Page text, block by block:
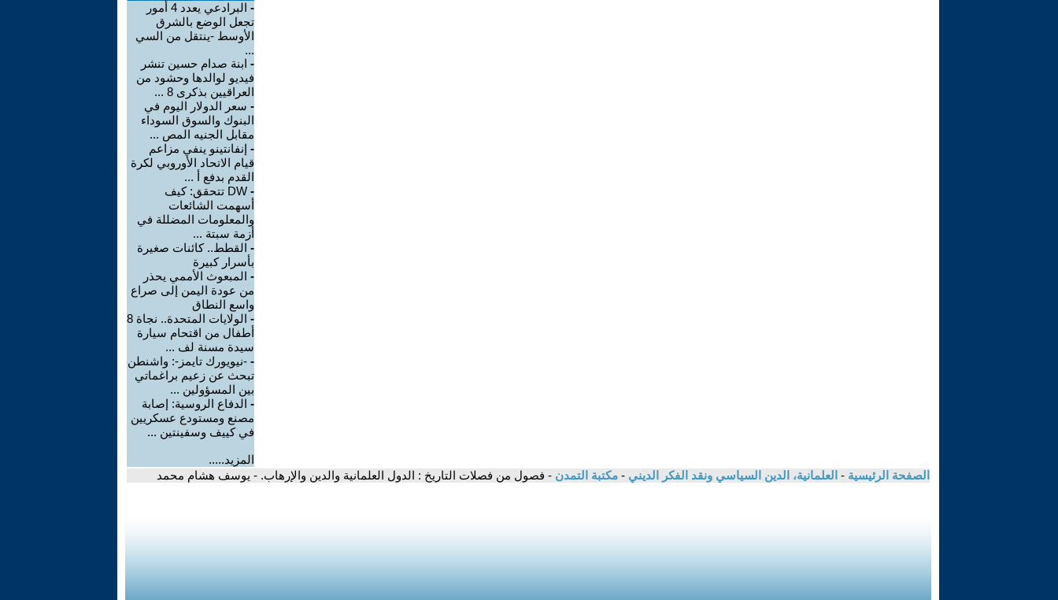
-
البرادعي يعدد 4 أمور
تجعل الوضع بالشرق
الأوسط -ينتقل من السي
...
- ابنة صدام حسين تنشر
فيديو لوالدها وحشود من
العراقيين بذكرى 8 ...
- سعر الدولار اليوم في
البنوك والسوق السوداء
مقابل الجنيه المص ...
- إنفانتينو ينفي مزاعم
قيام الاتحاد الأوروبي لكرة
القدم بدفع أ ...
-
DW تتحقق: كيف
أسهمت الشائعات
والمعلومات المضللة في
أزمة سبتة ...
- القطط.. كائنات صغيرة
بأسرار كبيرة
- المبعوث الأممي يحذر
من عودة اليمن إلى صراع
واسع النطاق
-
الولايات المتحدة.. نجاة 8
أطفال من اقتحام سيارة
سيدة مسنة لف ...
- -نيويورك تايمز-: واشنطن
تبحث عن زعيم براغماتي
بين المسؤولين ...
- الدفاع الروسية: إصابة
مصنع ومستودع عسكريين
في كييف وسفينتين ...
المزيد.....
الصفحة الرئيسية - العلمانية، الدين السياسي ونقد الفكر الديني - مكتبة التمدن - فصول من فصلات التاريخ : الدول العلمانية والدين والإرهاب. - يوسف هشام محمد